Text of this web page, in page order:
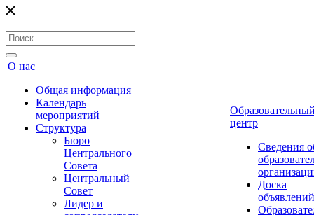
О нас
Общая информация
Календарь
мероприятий
Структура
Бюро
Центрального
Совета
Центральный
Совет
Лидер и
центр
Сведения
Доска
объявлений